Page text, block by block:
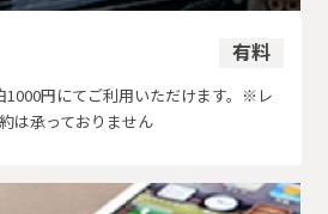
有料
1000円にてご利用いただけます。※レ
は承っておりません